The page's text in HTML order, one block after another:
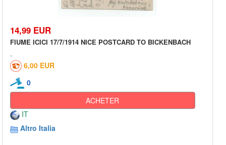
14,99 EUR
FIUME ICICI 17/7/1914 NICE POSTCARD TO BICKENBACH
6,00 EUR
0
ACHETER
IT
Altro Italia